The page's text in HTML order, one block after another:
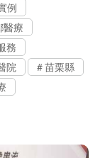
例
醫療
務
院
苗栗縣